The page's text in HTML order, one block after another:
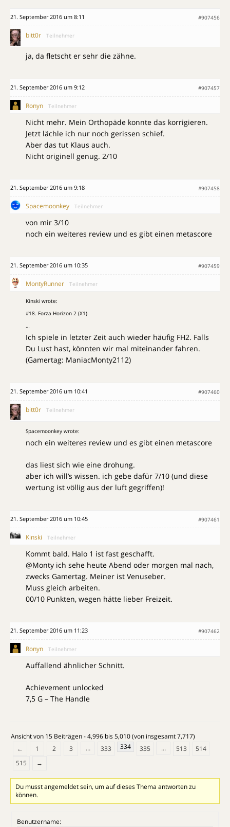
21. September 2016 um 8:11 #907456
bitt0r Teilnehmer
ja, da fletscht er sehr die zähne.
21. September 2016 um 9:12 #907457
Ronyn Teilnehmer
Nicht mehr. Mein Orthopäde konnte das korrigieren.
Jetzt lächle ich nur noch gerissen schief.
Aber das tut Klaus auch.
Nicht originell genug. 2/10
21. September 2016 um 9:18 #907458
Spacemoonkey Teilnehmer
von mir 3/10
noch ein weiteres review und es gibt einen metascore
21. September 2016 um 10:35 #907459
MontyRunner Teilnehmer
Kinski wrote:
#18. Forza Horizon 2 (X1)
…
Ich spiele in letzter Zeit auch wieder häufig FH2. Falls
Du Lust hast, könnten wir mal miteinander fahren.
(Gamertag: ManiacMonty2112)
21. September 2016 um 10:41 #907460
bitt0r Teilnehmer
Spacemoonkey wrote:
noch ein weiteres review und es gibt einen metascore
das liest sich wie eine drohung.
aber ich will’s wissen. ich gebe dafür 7/10 (und diese
wertung ist völlig aus der luft gegriffen)!
21. September 2016 um 10:45 #907461
Kinski Teilnehmer
Kommt bald. Halo 1 ist fast geschafft.
@Monty ich sehe heute Abend oder morgen mal nach,
zwecks Gamertag. Meiner ist Venuseber.
Muss gleich arbeiten.
00/10 Punkten, wegen hätte lieber Freizeit.
21. September 2016 um 11:23 #907462
Ronyn Teilnehmer
Auffallend ähnlicher Schnitt.
Achievement unlocked
7,5 G – The Handle
Ansicht von 15 Beiträgen - 4,996 bis 5,010 (von insgesamt 7,717)
←
1 2 3 … 333 334 335 … 513
514
515
→
Du musst angemeldet sein, um auf dieses Thema antworten zu
können.
Benutzername: